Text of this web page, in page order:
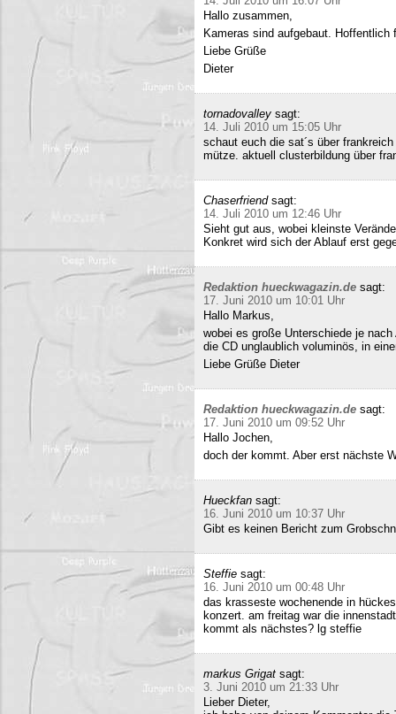
Hallo zusammen,
Kameras sind aufgebaut.
Liebe Grüße
Dieter
tornadovalley sagt:
14. Juli 2010 um 15:05 Uhr
schaut euch die sat´s über
mütze. aktuell clusterbildung über
Chaserfriend sagt:
14. Juli 2010 um 12:46 Uhr
Sieht gut aus, wobei kleinste
Konkret wird sich der Ablauf erst
Redaktion hueckwagazin.de sagt:
17. Juni 2010 um 10:01 Uhr
Hallo Markus,
wobei es große Unterschiede je
die CD unglaublich voluminös, in
Liebe Grüße Dieter
Redaktion hueckwagazin.de sagt:
17. Juni 2010 um 09:52 Uhr
Hallo Jochen,
doch der kommt. Aber erst nächste
Hueckfan sagt:
16. Juni 2010 um 10:37 Uhr
Gibt es keinen Bericht zum
Steffie sagt:
16. Juni 2010 um 00:48 Uhr
das krasseste wochenende in
konzert. am freitag war die
kommt als nächstes? lg steffie
markus Grigat sagt:
3. Juni 2010 um 21:33 Uhr
Lieber Dieter,